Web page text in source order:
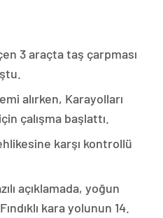
3 araçta taş çarpması
alırken, Karayolları
çalışma başlattı.
karşı kontrollü
açıklamada, yoğun
kara yolunun 14.